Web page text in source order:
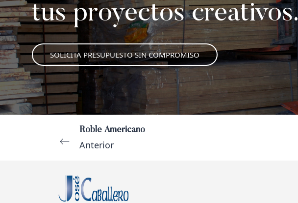
tus proyectos creativos.
SOLICITA PRESUPUESTO SIN COMPROMISO
Roble Americano
Anterior